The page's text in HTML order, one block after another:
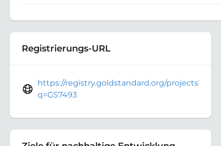
Registrierungs-URL
https://registry.goldstandard.org/projects?
q=GS7493